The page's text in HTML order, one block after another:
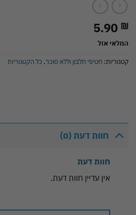
5.90 ₪
המלאי אזל
קטגוריות: חטיפי חלבון וללא סוכר, כל הקטגוריות
חוות דעת (0)
חוות דעת
אין עדיין חוות דעת.